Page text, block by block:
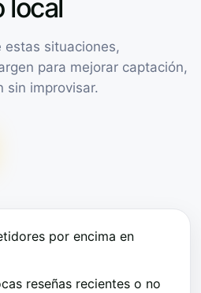
local
estas situaciones,
para mejorar captación,
sin improvisar.
por encima en
reseñas recientes o no